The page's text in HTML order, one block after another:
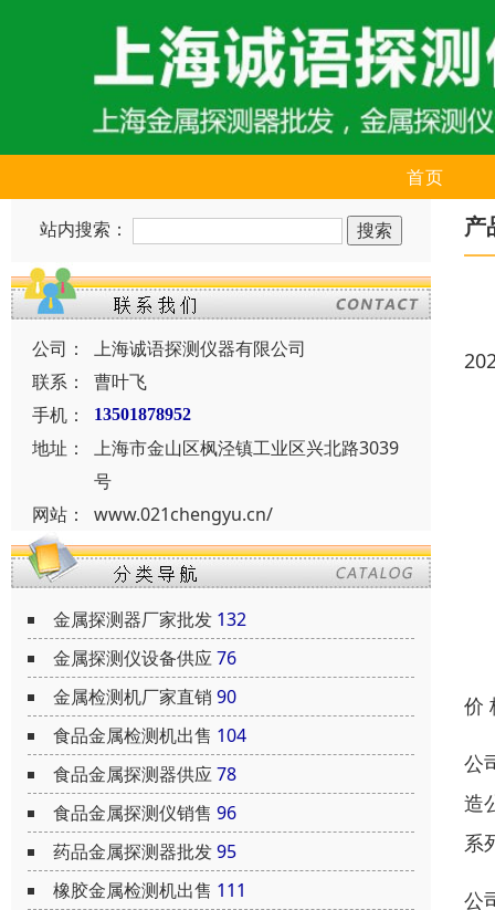
首页
站内搜索：
公司：
上海诚语探测仪器有限公司
联系：
曹叶飞
手机：
13501878952
地址：
上海市金山区枫泾镇工业区兴北路3039
号
网站：
www.021chengyu.cn/
金属探测器厂家批发 132
金属探测仪设备供应76
金属检测机厂家直销 90
食品金属检测机出售 104
食品金属探测器供应78
食品金属探测仪销售 96
药品金属探测器批发95
橡胶金属检测机出售 111
产
价
公
造
系
公